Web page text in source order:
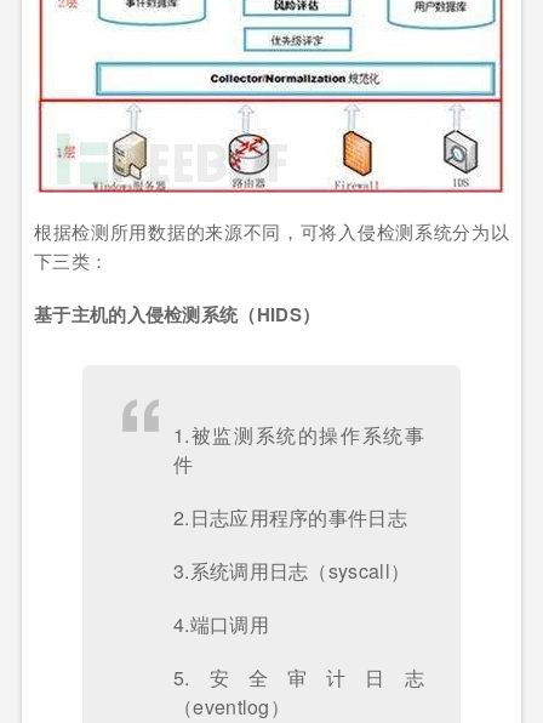
根据检测所用数据的来源不同，可将入侵检测系统分为以
下三类：
基于主机的入侵检测系统（HIDS）
1.被监测系统的操作系统事
件
2.日志应用程序的事件日志
3.系统调用日志（syscall）
4.端口调用
5.安全审计日志
（eventlog）